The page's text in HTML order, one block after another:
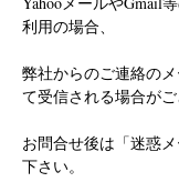
利用の場合、
弊社からのご連絡の
て受信される場合がご
お問合せ後は「迷惑
下さい。